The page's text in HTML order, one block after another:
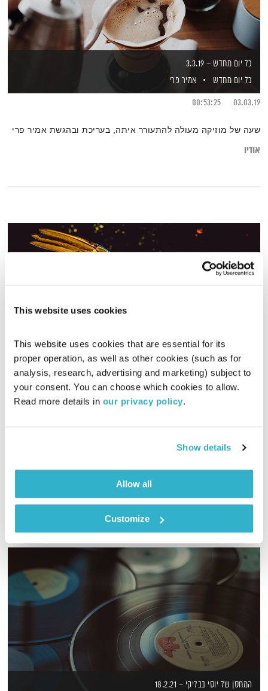
This website uses cookies
This website uses cookies that are essential for its
proper operation, as well as other cookies (such as for
analysis, research, advertising and marketing) subject to
your consent. You can choose which cookies to allow.
Read more details in our privacy policy.
Show details
Allow all
Customize
כל יום מחדש – 3.3.19
כל יום מחדש
אמיר פרי
03.03.19
00:53:25
שעה של מוזיקה מעולה להתעורר איתה, בעריכת ובהגשת אמיר פרי
אודיו
בני בא – 17.7.23
בני בא
בני בשן
והפעם, ניקח איתנו חליל לבעל שם-טוב ואז נציל עם קישון ותוכי את
טפו עלינו
אודיו
המחסן של יוסי בבליקי – 18.2.21